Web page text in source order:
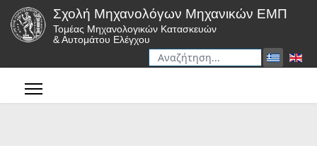
Σχολή Μηχανολόγων Μηχανικών ΕΜΠ
Τομέας Μηχανολογικών Κατασκευών
& Αυτομάτου Ελέγχου
Αναζήτηση